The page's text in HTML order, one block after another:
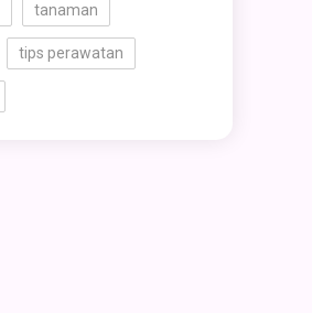
tanaman
tips perawatan